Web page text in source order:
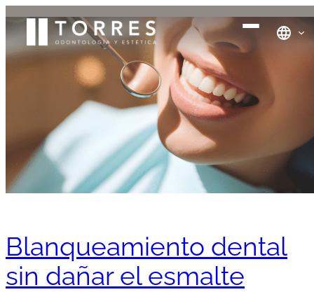
Blanqueamiento dental
sin dañar el esmalte